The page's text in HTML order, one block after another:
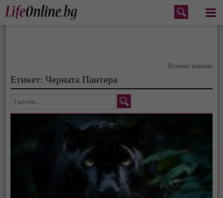
Меню
Всички новини
Етикет: Черната Пантера